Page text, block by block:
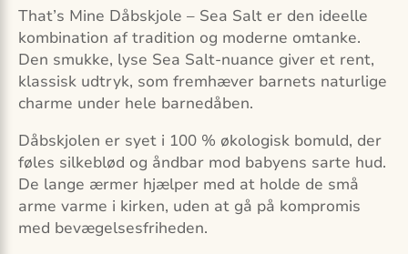
That’s Mine Dåbskjole – Sea Salt er den ideelle
kombination af tradition og moderne omtanke.
Den smukke, lyse Sea Salt-nuance giver et rent,
klassisk udtryk, som fremhæver barnets naturlige
charme under hele barnedåben.
Dåbskjolen er syet i 100 % økologisk bomuld, der
føles silkeblød og åndbar mod babyens sarte hud.
De lange ærmer hjælper med at holde de små
arme varme i kirken, uden at gå på kompromis
med bevægelsesfriheden.